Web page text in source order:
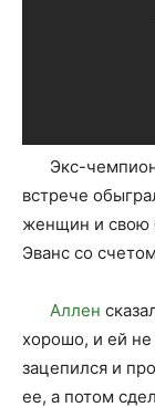
Экс-
встрече
женщин и свою
Эванс со
Аллен
хорошо, и ей не
зацепился и
ее, а потом